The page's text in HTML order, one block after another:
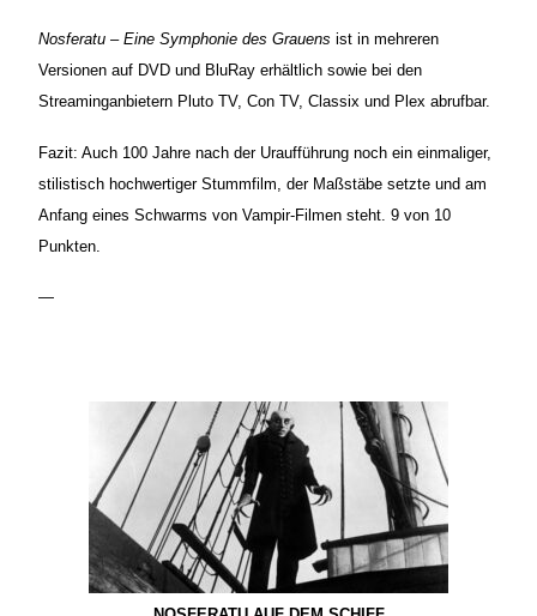
Nosferatu – Eine Symphonie des Grauens ist in mehreren
Versionen auf DVD und BluRay erhältlich sowie bei den
Streaminganbietern Pluto TV, Con TV, Classix und Plex abrufbar.
Fazit: Auch 100 Jahre nach der Uraufführung noch ein einmaliger,
stilistisch hochwertiger Stummfilm, der Maßstäbe setzte und am
Anfang eines Schwarms von Vampir-Filmen steht. 9 von 10
Punkten.
—